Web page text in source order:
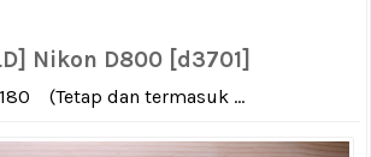
Nikon D800 [d3701]
(Tetap dan termasuk ...